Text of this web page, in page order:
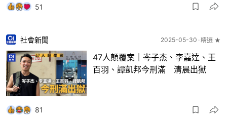
51
社會新聞 2025-05-30 精選 ★
47人顛覆案｜岑子杰、李嘉達、王
百羽、譚凱邦今刑滿 清晨出獄
81